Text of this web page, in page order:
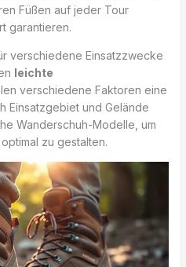
Füßen auf jeder Tour
garantieren.
verschiedene Einsatzzwecke
leichte
verschiedene Faktoren eine
Einsatzgebiet und Gelände
Wanderschuh-Modelle, um
zu gestalten.